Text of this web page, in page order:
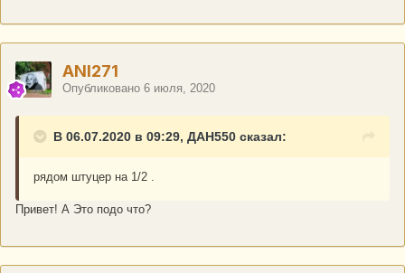
ANI271
Опубликовано 6 июля, 2020
В 06.07.2020 в 09:29, ДАН550 сказал:
рядом штуцер на 1/2 .
Привет! А Это подо что?